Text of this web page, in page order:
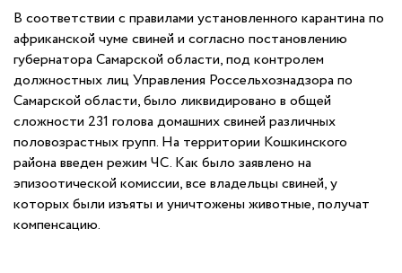
В соответствии с правилами установленного карантина по
африканской чуме свиней и согласно постановлению
губернатора Самарской области, под контролем
должностных лиц Управления Россельхознадзора по
Самарской области, было ликвидировано в общей
сложности 231 голова домашних свиней различных
половозрастных групп. На территории Кошкинского
района введен режим ЧС. Как было заявлено на
эпизоотической комиссии, все владельцы свиней, у
которых были изъяты и уничтожены животные, получат
компенсацию.